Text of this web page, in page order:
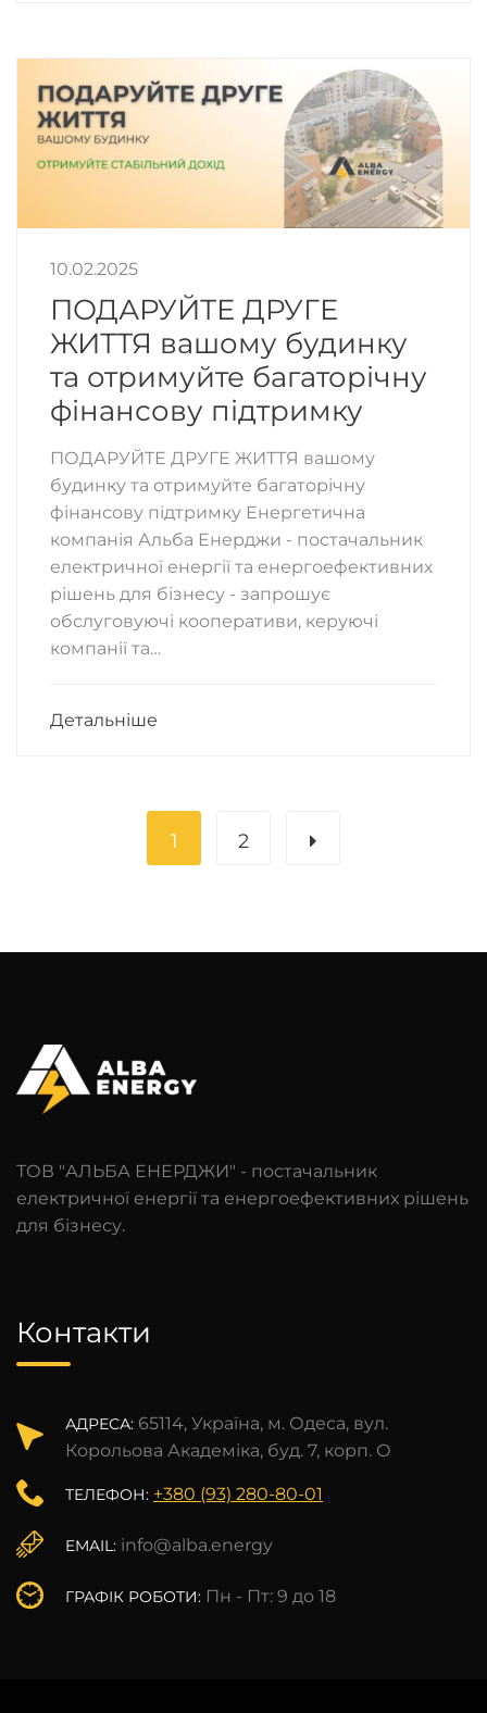
10.02.2025
ПОДАРУЙТЕ ДРУГЕ
ЖИТТЯ вашому будинку
та отримуйте багаторічну
фінансову підтримку
ПОДАРУЙТЕ ДРУГЕ ЖИТТЯ вашому
будинку та отримуйте багаторічну
фінансову підтримку Енергетична
компанія Альба Енерджи - постачальник
електричної енергії та енергоефективних
рішень для бізнесу - запрошує
обслуговуючі кооперативи, керуючі
компанії та…
Детальніше
1 2
ТОВ "АЛЬБА ЕНЕРДЖИ" - постачальник
електричної енергії та енергоефективних рішень
для бізнесу.
Контакти
АДРЕСА: 65114, Україна, м. Одеса, вул.
Корольова Академіка, буд. 7, корп. О
ТЕЛЕФОН: +380 (93) 280-80-01
EMAIL: info@alba.energy
ГРАФІК РОБОТИ: Пн - Пт: 9 до 18